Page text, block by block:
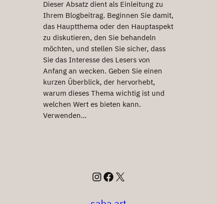
Dieser Absatz dient als Einleitung zu
Ihrem Blogbeitrag. Beginnen Sie damit,
das Hauptthema oder den Hauptaspekt
zu diskutieren, den Sie behandeln
möchten, und stellen Sie sicher, dass
Sie das Interesse des Lesers von
Anfang an wecken. Geben Sie einen
kurzen Überblick, der hervorhebt,
warum dieses Thema wichtig ist und
welchen Wert es bieten kann.
Verwenden…
Instagram
Facebook
X